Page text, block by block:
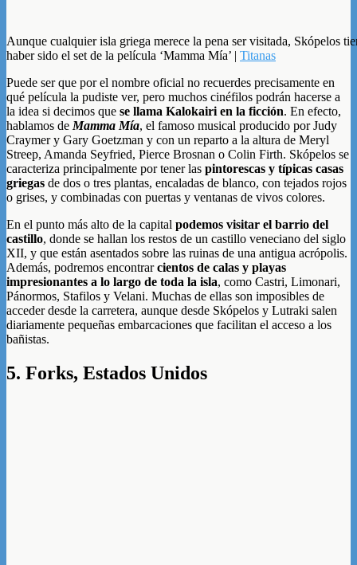
Aunque cualquier isla griega merece la pena ser visitada, Skópelos
haber sido el set de la película ‘Mamma Mía’ | Titanas
Puede ser que por el nombre oficial no recuerdes precisamente en
qué película la pudiste ver, pero muchos cinéfilos podrán hacerse a
la idea si decimos que se llama Kalokairi en la ficción. En efecto,
hablamos de Mamma Mía, el famoso musical producido por Judy
Craymer y Gary Goetzman y con un reparto a la altura de Meryl
Streep, Amanda Seyfried, Pierce Brosnan o Colin Firth. Skópelos se
caracteriza principalmente por tener las pintorescas y típicas casas
griegas de dos o tres plantas, encaladas de blanco, con tejados rojos
o grises, y combinadas con puertas y ventanas de vivos colores.
En el punto más alto de la capital podemos visitar el barrio del
castillo, donde se hallan los restos de un castillo veneciano del siglo
XII, y que están asentados sobre las ruinas de una antigua acrópolis.
Además, podremos encontrarcientos de calas y playas
impresionantes a lo largo de toda la isla, como Castri, Limonari,
Pánormos, Stafilos y Velani. Muchas de ellas son imposibles de
acceder desde la carretera, aunque desde Skópelos y Lutraki salen
diariamente pequeñas embarcaciones que facilitan el acceso a los
bañistas.
5. Forks, Estados Unidos